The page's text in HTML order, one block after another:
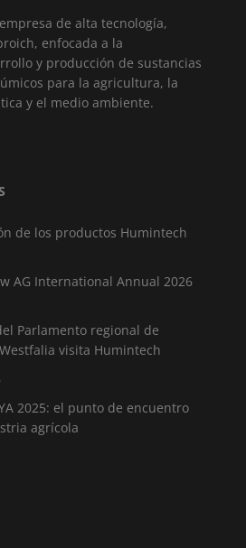
de alta tecnología,
enfocada a la
y producción de sustancias
para la agricultura, la
y el medio ambiente.
de los productos Humintech
AG International Annual 2026
Parlamento regional de
visita Humintech
2025: el punto de encuentro
agrícola